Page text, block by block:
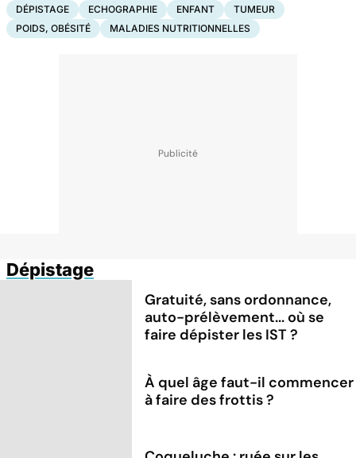
DÉPISTAGE ECHOGRAPHIE ENFANT
TUMEUR
POIDS, OBÉSITÉ
MALADIES NUTRITIONNELLES
Dépistage
Gratuité, sans ordonnance,
auto-prélèvement... où se
faire dépister les IST ?
À quel âge faut-il commencer
à faire des frottis ?